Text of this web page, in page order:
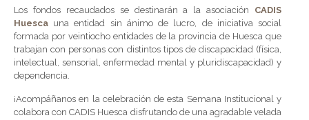
Los fondos recaudados se destinarán a la asociación CADIS
Huesca una entidad sin ánimo de lucro, de iniciativa social
formada por veintiocho entidades de la provincia de Huesca que
trabajan con personas con distintos tipos de discapacidad (física,
intelectual, sensorial, enfermedad mental y pluridiscapacidad) y
dependencia.
¡Acompáñanos en la celebración de esta Semana Institucional y
colabora con CADIS Huesca disfrutando de una agradable velada